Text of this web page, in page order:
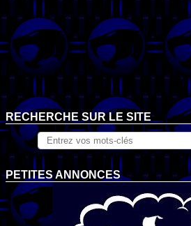
RECHERCHE SUR LE SITE
PETITES ANNONCES